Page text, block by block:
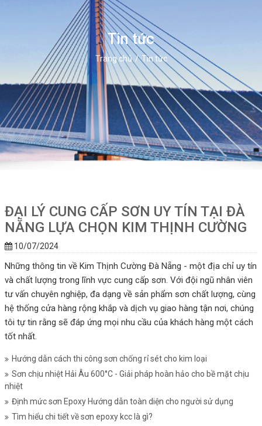
Tin tức
Trang chủ Tin tức
ĐẠI LÝ CUNG CẤP SƠN UY TÍN TẠI ĐÀ
NẴNG LỰA CHỌN KIM THỊNH CƯỜNG
10/07/2024
Những thông tin về Kim Thịnh Cường Đà Nẵng - một địa chỉ uy tín
và chất lượng trong lĩnh vực cung cấp sơn. Với đội ngũ nhân viên
tư vấn chuyên nghiệp, đa dạng về sản phẩm sơn chất lượng, cùng
hệ thống cửa hàng rộng khắp và dịch vụ giao hàng tận nơi, chúng
tôi tự tin rằng sẽ đáp ứng mọi nhu cầu của khách hàng một cách
tốt nhất.
Hướng dẫn cách thi công sơn chống rỉ sét cho kim loại
Sơn chịu nhiệt Hải Âu 600°C - Giải pháp hoàn hảo cho bề mặt chịu
nhiệt
Định mức sơn Epoxy Hướng dẫn toàn diện cho người sử dụng
Tìm hiểu chi tiết về sơn epoxy kcc là gì?